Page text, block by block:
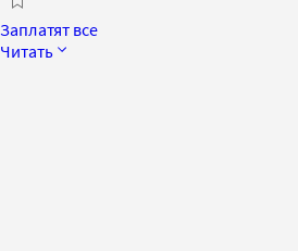
Заплатят все
Читать